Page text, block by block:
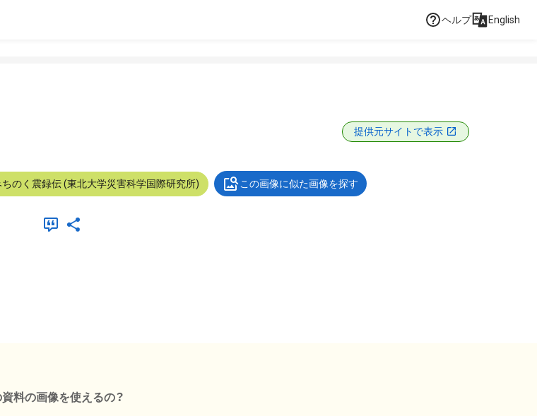
ヘルプ English
提供元サイトで表示
ちのく震録伝 (東北大学災害科学国際研究所) この画像に似た画像を探す
料の画像を使えるの？